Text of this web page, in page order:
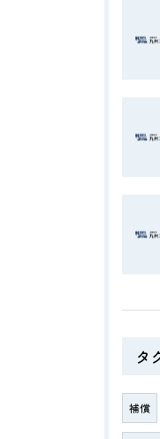
タ
補償